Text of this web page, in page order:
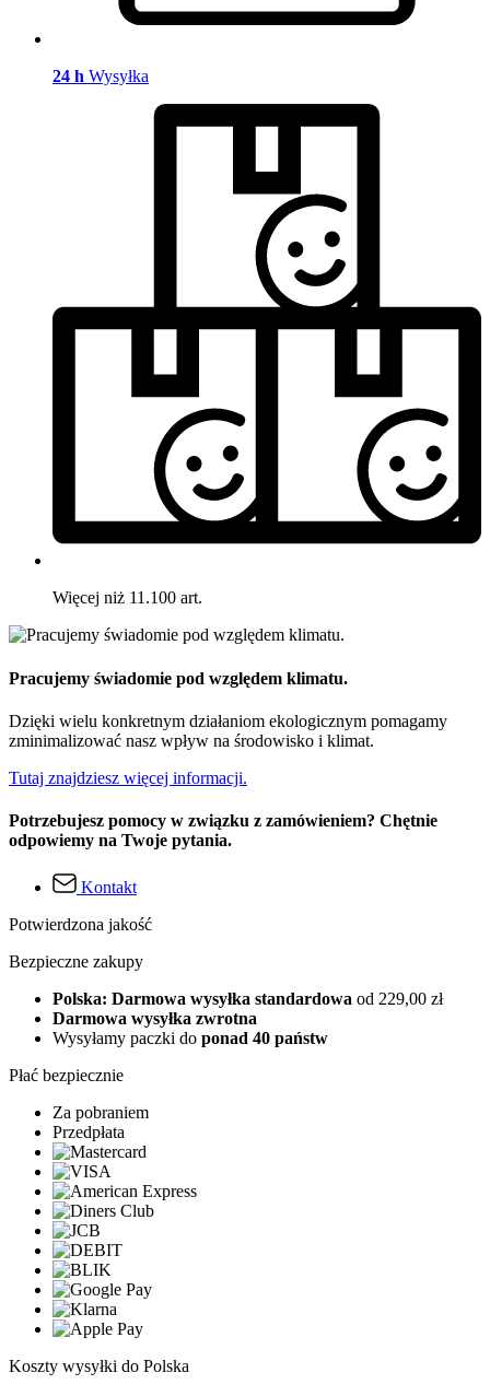
24 h Wysyłka
Więcej niż 11.100 art.
Pracujemy świadomie pod względem klimatu.
Dzięki wielu konkretnym działaniom ekologicznym pomagamy
zminimalizować nasz wpływ na środowisko i klimat.
Tutaj znajdziesz więcej informacji.
Potrzebujesz pomocy w związku z zamówieniem? Chętnie
odpowiemy na Twoje pytania.
Kontakt
Potwierdzona jakość
Bezpieczne zakupy
Polska: Darmowa wysyłka standardowa od 229,00 zł
Darmowa wysyłka zwrotna
Wysyłamy paczki do ponad 40 państw
Płać bezpiecznie
Za pobraniem
Przedpłata
Koszty wysyłki do Polska